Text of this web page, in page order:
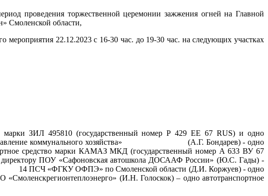
проведения торжественной церемонии зажжения огней на Главной
Смоленской области,
22.12.2023 с 16-30 час. до 19-30 час. на следующих участках
ЗИЛ 495810 (государственный номер Р 429 ЕЕ 67 RUS) и одно
«Управление коммунального хозяйства» (А.Г. Бондарев) - одно
средство марки КАМАЗ МКД (государственный номер А 633 ВУ 67
директору ПОУ «Сафоновская автошкола ДОСААФ России» (Ю.С. Гады) -
14 ПСЧ «ФГКУ ОФПЭ» по Смоленской области (Д.И. Коржуев) - одно
(И.Н. Голоскок) – одно автотранспортное